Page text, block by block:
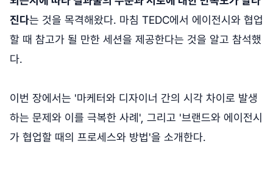
진다는 것을 목격해왔다. 마침 TEDC에서 에이전시와 협업
할 때 참고가 될 만한 세션을 제공한다는 것을 알고 참석했
다.
이번 장에서는 '마케터와 디자이너 간의 시각 차이로 발생
하는 문제와 이를 극복한 사례', 그리고 '브랜드와 에이전시
가 협업할 때의 프로세스와 방법'을 소개한다.